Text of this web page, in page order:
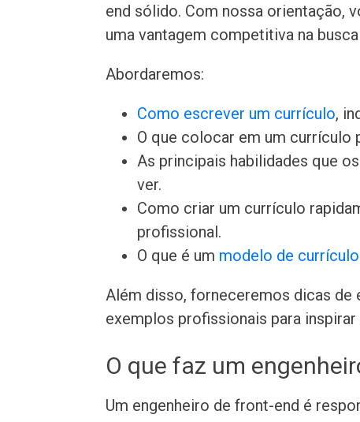
end sólido. Com nossa orientação,
uma vantagem competitiva na
Abordaremos:
Como escrever um currículo,
O que colocar em um currículo
As principais habilidades que
ver.
Como criar um currículo
profissional.
O que é um modelo de currículo
Além disso, forneceremos dicas
exemplos profissionais para inspirar
O que faz um
Um engenheiro de front-end é